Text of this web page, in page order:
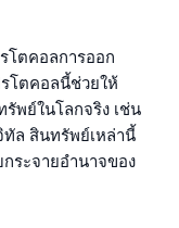
ตคอลการออก
โตคอลนี้ช่วยให้
พย์ในโลกจริง เช่น
ล สินทรัพย์เหล่านี้
ระจายอำนาจของ